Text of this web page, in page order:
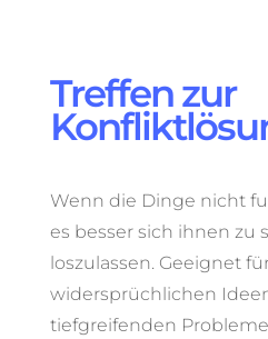
Treffen zur
Wenn die Dinge nicht
es besser sich ihnen zu
loszulassen. Geeignet
widersprüchlichen
tiefgreifenden